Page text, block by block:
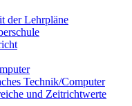
der Lehrpläne
Technik/Computer
und Zeitrichtwerte